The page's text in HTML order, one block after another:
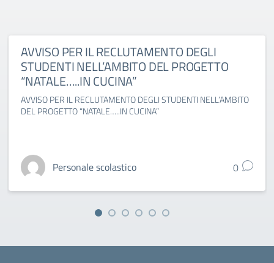
AVVISO PER IL RECLUTAMENTO DEGLI
STUDENTI NELL’AMBITO DEL PROGETTO
“NATALE…..IN CUCINA”
AVVISO PER IL RECLUTAMENTO DEGLI STUDENTI NELL’AMBITO
DEL PROGETTO “NATALE…..IN CUCINA”
Personale scolastico 0